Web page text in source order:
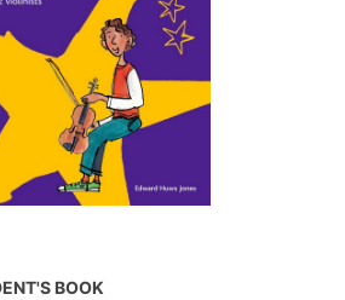
BOOK